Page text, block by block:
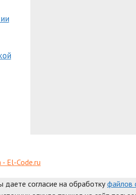
El-Code.ru
согласие на обработкуфайлов